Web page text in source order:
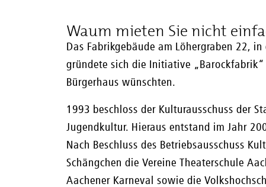
Waum mieten Sie nicht
Das Fabrikgebäude am Löhergraben 22,
gründete sich die Initiative
Bürgerhaus wünschten.
1993 beschloss der Kulturausschuss der
Jugendkultur. Hieraus entstand im Jahr
Nach Beschluss des Betriebsausschuss
Schängchen die Vereine Theaterschule
Aachener Karneval sowie die